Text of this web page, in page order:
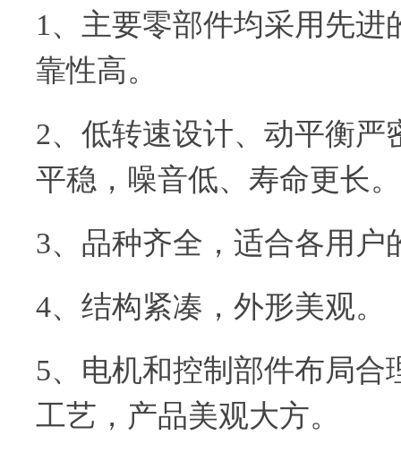
1、主要零部件均采用先
靠性高。
2、低转速设计、动平衡
平稳，噪音低、寿命更长。
3、品种齐全，适合各用户
4、结构紧凑，外形美观。
5、电机和控制部件布局
工艺，产品美观大方。